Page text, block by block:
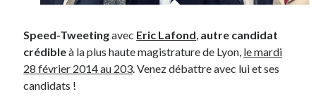
Lyon
Lyon à Livre Ouvert
Mini-monsieur
Non classé
Speed-Tweetingavec Eric Lafond, autre candidat
crédibleà la plus haute magistrature de Lyon, le mardi
28 février 2014 au 203. Venez débattre avec lui et ses
candidats !